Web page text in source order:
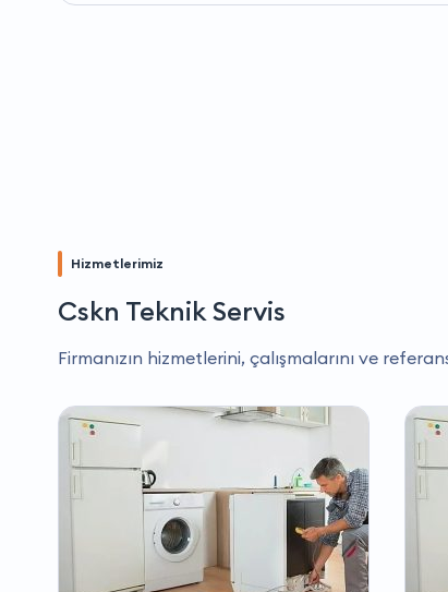
Hizmetlerimiz
Cskn Teknik Servis
Firmanızın hizmetlerini, çalışmalarını ve